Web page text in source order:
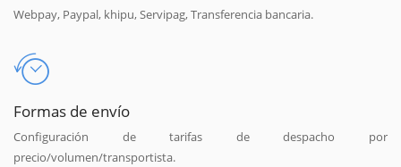
Webpay, Paypal, khipu, Servipag, Transferencia bancaria.
Formas de envío
Configuración de tarifas de despacho por
precio/volumen/transportista.